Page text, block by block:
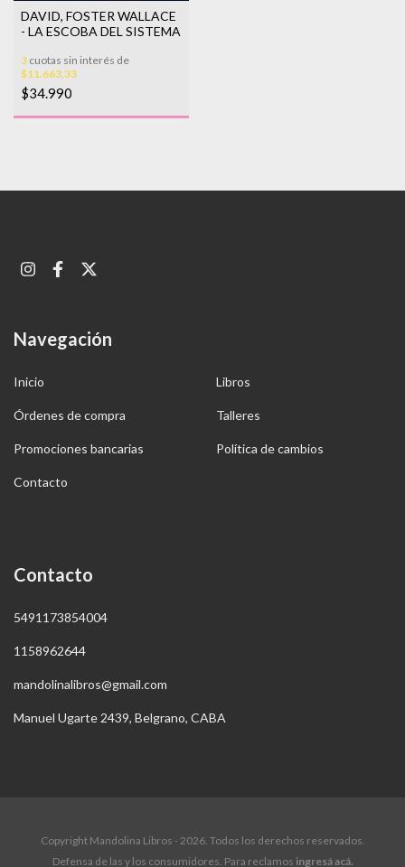
DAVID, FOSTER WALLACE
- LA ESCOBA DEL SISTEMA
3 cuotas sin interés de
$11.663,33
$34.990
Navegación
Inicio Libros
Órdenes de compra Talleres
Promociones bancarias Política de cambios
Contacto
Contacto
5491173854004
1158962644
mandolinalibros@gmail.com
Manuel Ugarte 2439, Belgrano, CABA
Copyright Mandolina Libros - 2026. Todos los derechos reservados.
Defensa de las y los consumidores. Para reclamos ingresá acá.